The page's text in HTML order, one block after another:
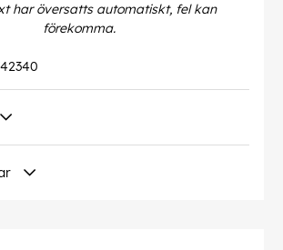
har översatts automatiskt, fel kan
förekomma.